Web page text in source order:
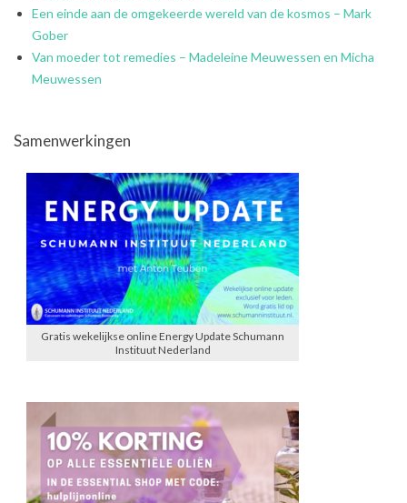
Een einde aan de omgekeerde wereld van de kosmos – Mark
Gober
Van moeder tot remedies – Madeleine Meuwessen en Micha
Meuwessen
Samenwerkingen
Gratis wekelijkse online Energy Update Schumann
Instituut Nederland